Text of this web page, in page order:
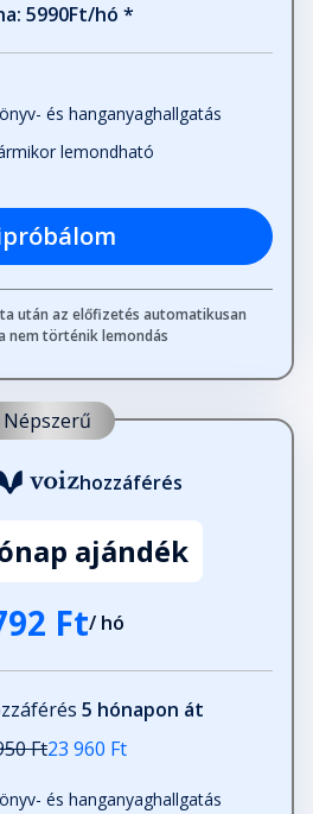
5990Ft/hó *
és hanganyaghallgatás
lemondható
után az előfizetés automatikusan
nem történik lemondás
Népszerű
hozzáférés
ajándék
Ft/ hó
5 hónapon át
Ft23 960 Ft
és hanganyaghallgatás